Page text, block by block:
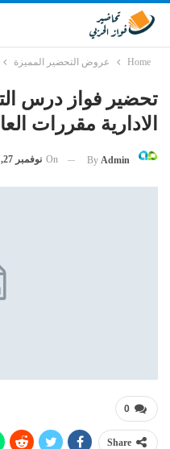
Home عروض التحضير المميزة
تحضير فواز درس
الادارية مقررات
By Admin
On نوفمبر 27, 2019
0
Share